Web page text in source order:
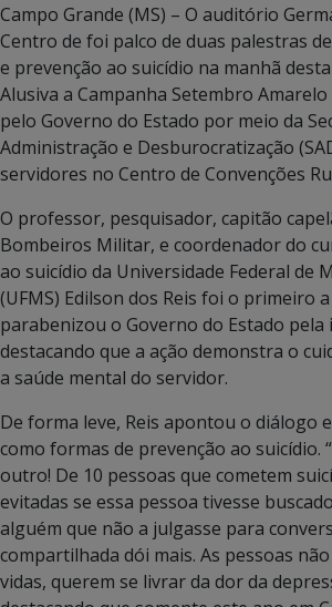
Campo Grande (MS) – O auditório
Centro de foi palco de duas palestras
e prevenção ao suicídio na manhã
Alusiva a Campanha Setembro
pelo Governo do Estado por meio da
Administração e Desburocratização
servidores no Centro de Convenções
O professor, pesquisador, capitão
Bombeiros Militar, e coordenador do
ao suicídio da Universidade Federal de
(UFMS) Edilson dos Reis foi o primeiro
parabenizou o Governo do Estado pela
destacando que a ação demonstra o
a saúde mental do servidor.
De forma leve, Reis apontou o diálogo
como formas de prevenção ao suicídio.
outro! De 10 pessoas que cometem
evitadas se essa pessoa tivesse
alguém que não a julgasse para
compartilhada dói mais. As pessoas
vidas, querem se livrar da dor da